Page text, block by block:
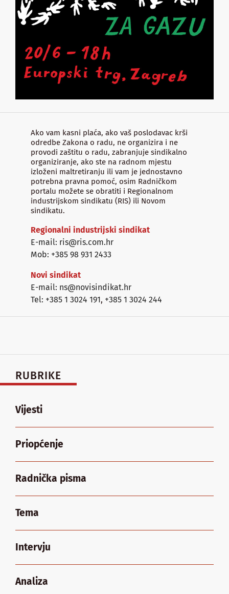
Ako vam kasni plaća, ako vaš poslodavac krši
odredbe Zakona o radu, ne organizira i ne
provodi zaštitu o radu, zabranjuje sindikalno
organiziranje, ako ste na radnom mjestu
izloženi maltretiranju ili vam je jednostavno
potrebna pravna pomoć, osim Radničkom
portalu možete se obratiti i Regionalnom
industrijskom sindikatu (RIS) ili Novom
sindikatu.
Regionalni industrijski sindikat
E-mail: ris@ris.com.hr
Mob: +385 98 931 2433
Novi sindikat
E-mail: ns@novisindikat.hr
Tel: +385 1 3024 191, +385 1 3024 244
RUBRIKE
Vijesti
Priopćenje
Radnička pisma
Tema
Intervju
Analiza